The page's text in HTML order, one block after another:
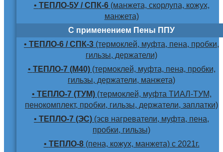
• ТЕПЛО-5У / СПК-6(манжета, скорлупа, кожух,
манжета)
С применением Пены ППУ
• ТЕПЛО-6 / СПК-3 (термоклей, муфта, пена, пробки,
гильзы, держатели)
• ТЕПЛО-7 (М40)(термоклей, муфта, пена, пробки,
гильзы, держатели, манжета)
• ТЕПЛО-7 (ТУМ)(термоклей, муфта ТИАЛ-ТУМ,
пенокомплект, пробки, гильзы, держатели, заплатки)
• ТЕПЛО-7 (ЭС) (эсв нагреватели, муфта, пена,
пробки, гильзы)
• ТЕПЛО-8(пена, кожух, манжета) с 2021г.